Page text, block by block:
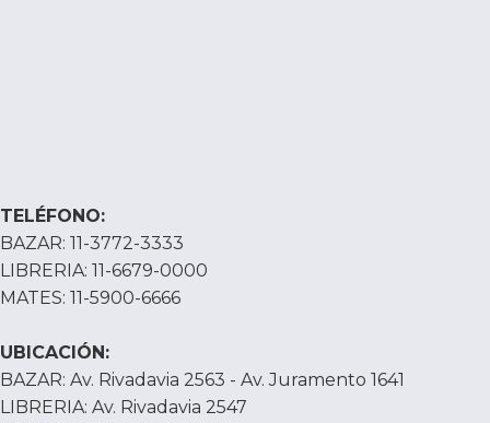
TELÉFONO:
BAZAR: 11-3772-3333
LIBRERIA: 11-6679-0000
MATES: 11-5900-6666
UBICACIÓN:
BAZAR: Av. Rivadavia 2563 - Av. Juramento 1641
LIBRERIA: Av. Rivadavia 2547